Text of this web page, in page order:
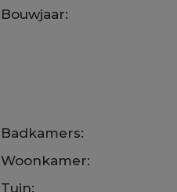
Bouwjaar:
Badkamers:
Woonkamer:
Tuin: